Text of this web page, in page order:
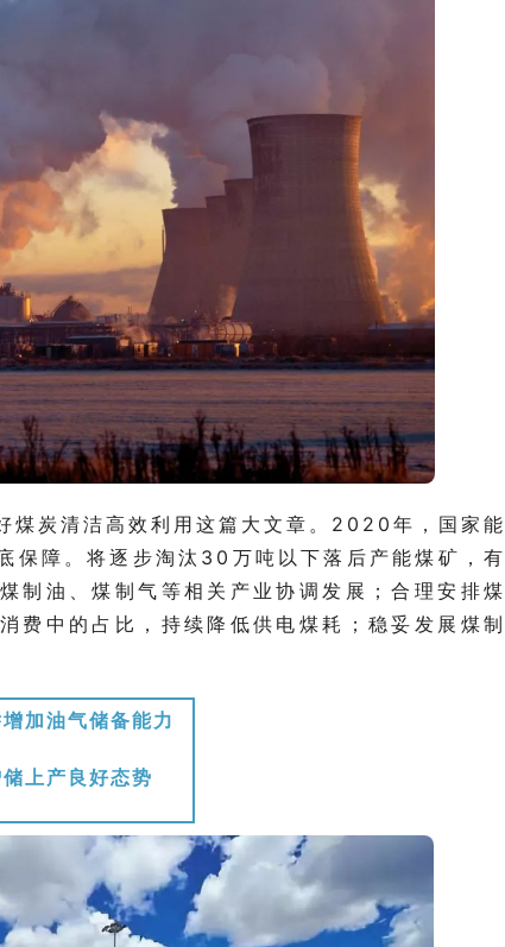
煤炭清洁高效利用这篇大文章。2020年，国家能
保障。将逐步淘汰30万吨以下落后产能煤矿，有
制油、煤制气等相关产业协调发展；合理安排煤
费中的占比，持续降低供电煤耗；稳妥发展煤制
加油气储备能力
上产良好态势